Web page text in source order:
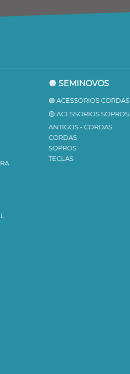
🔘 SEMINOVOS
🟢 ACESSORIOS CORDAS
🟡 ACESSORIOS SOPROS
ANTIGOS - CORDAS
CORDAS
SOPROS
TECLAS